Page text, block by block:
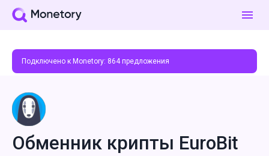
Подключено к Monetory: 864предложения
Обменник крипты EuroBit